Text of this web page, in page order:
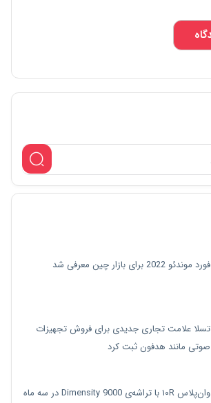
فورد موندئو 2022 برای بازار چین معرفی شد
تسلا علامت تجاری جدیدی برای فروش تجهیزات
صوتی مانند هدفون ثبت کرد
وان‌پلاس ۱۰R با تراشه‌ی Dimensity 9000 در سه ماه